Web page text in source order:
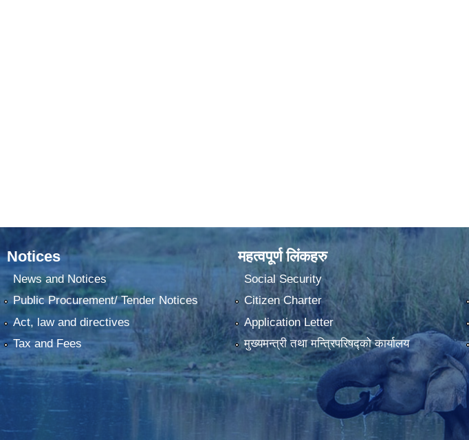
Notices
News and Notices
Public Procurement/ Tender Notices
Act, law and directives
Tax and Fees
महत्वपूर्ण लिंकहरु
Social Security
Citizen Charter
Application Letter
मुख्यमन्त्री तथा मन्त्रिपरिषद्को कार्यालय